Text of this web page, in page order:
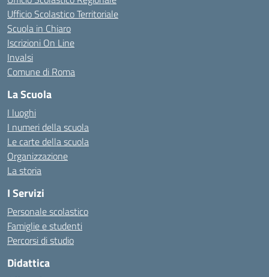
Ufficio Scolastico Territoriale
Scuola in Chiaro
Iscrizioni On Line
Invalsi
Comune di Roma
La Scuola
I luoghi
I numeri della scuola
Le carte della scuola
Organizzazione
La storia
I Servizi
Personale scolastico
Famiglie e studenti
Percorsi di studio
Didattica